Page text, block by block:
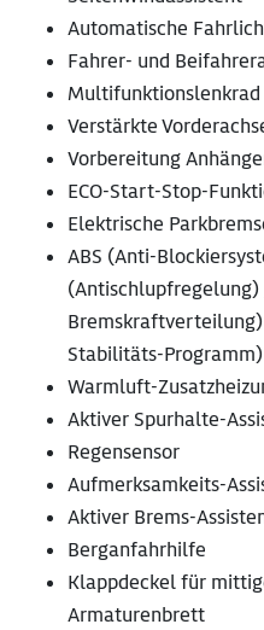
Automatische
Fahrer- und
Multifunktionslenkrad
Verstärkte
Vorbereitung
ECO-Start-Stop-
Elektrische
ABS (Anti-
(Antischlupfregelung)
Bremskraftverteilung)
Stabilitäts-Programm)
Warmluft-
Aktiver Spurhalte-
Regensensor
Aufmerksamkeits-
Aktiver Brems-
Berganfahrhilfe
Klappdeckel für
Armaturenbrett